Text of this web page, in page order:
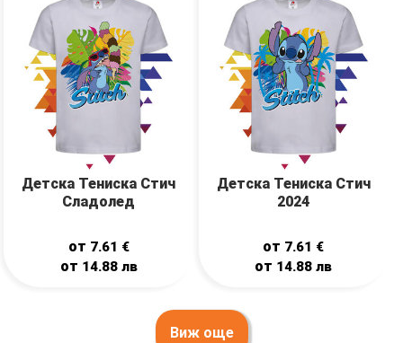
Детска Тениска Стич
Сладолед
от 7.61 €
от 14.88 лв
Детска Тениска Стич
2024
от 7.61 €
от 14.88лв
Виж още